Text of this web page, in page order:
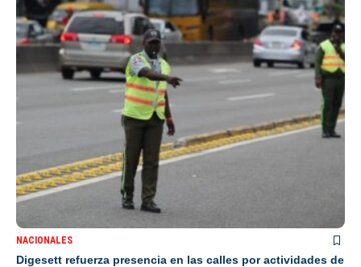
NACIONALES
Digesett refuerza presencia en las calles por actividades de